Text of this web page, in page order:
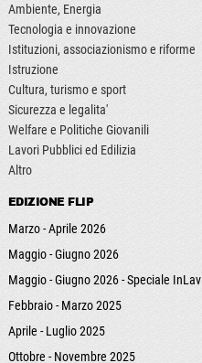
Ambiente, Energia
Tecnologia e innovazione
Istituzioni, associazionismo e riforme
Istruzione
Cultura, turismo e sport
Sicurezza e legalita'
Welfare e Politiche Giovanili
Lavori Pubblici ed Edilizia
Altro
EDIZIONE FLIP
Marzo - Aprile 2026
Maggio - Giugno 2026
Maggio - Giugno 2026 - Speciale InLav
Febbraio - Marzo 2025
Aprile - Luglio 2025
Ottobre - Novembre 2025